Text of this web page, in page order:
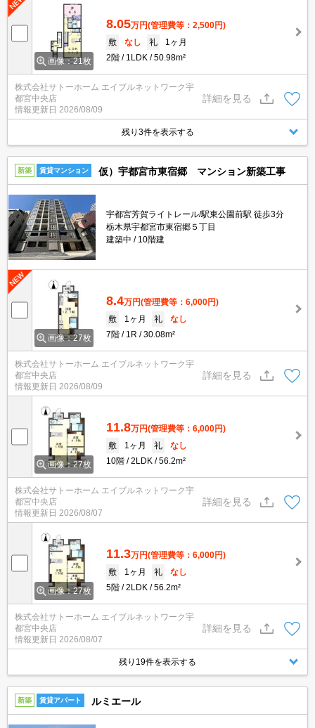
画像：21枚
8.05万円(管理費等：2,500円)
敷
なし 礼
1ヶ月
2階
1LDK 50.98m²
株式会社サトーホーム エイブルネットワーク宇
都宮中央店
情報更新日 2026/08/09
詳細を見る
残り3件を表示する
新築 賃貸マンション 仮）宇都宮市東宿郷 マンション新築工事
宇都宮芳賀ライトレール/駅東公園前駅 徒歩3分
栃木県宇都宮市東宿郷５丁目
建築中
10階建
画像：27枚
8.4万円(管理費等：6,000円)
敷
1ヶ月 礼
なし
7階
1R 30.08m²
株式会社サトーホーム エイブルネットワーク宇
都宮中央店
情報更新日 2026/08/09
詳細を見る
画像：27枚
11.8万円(管理費等：6,000円)
敷
1ヶ月 礼
なし
10階
2LDK 56.2m²
株式会社サトーホーム エイブルネットワーク宇
都宮中央店
情報更新日 2026/08/07
詳細を見る
画像：27枚
11.3万円(管理費等：6,000円)
敷
1ヶ月 礼
なし
5階
2LDK 56.2m²
株式会社サトーホーム エイブルネットワーク宇
都宮中央店
情報更新日 2026/08/07
詳細を見る
残り19件を表示する
新築 賃貸アパート ルミエール